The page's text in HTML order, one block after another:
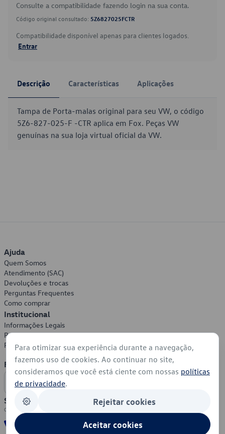
Consulte a compatibilidade fazendo login na sua conta.
Código original consultado: 5Z6827025FCTR
Compatibilidade disponível apenas para clientes logados.
Entrar
Descrição Características Aplicações
Tampa de Porta-malas original para seu VW, o código
5Z6-827-025-F -CTR aplica em Fox. Peças VW
genuínas na sua loja virtual oficial da VW.
Ajuda
Quem Somos
Atendimento (SAC)
Devoluções e trocas
Perguntas Frequentes
Como comprar
Institucional
Informações Legais
Política de Privacidade
Política de Cookies
Formas de Pagamento
Segurança
Para otimizar sua experiência durante a navegação,
fazemos uso de cookies. Ao continuar no site,
consideramos que você está ciente com nossas políticas
de privacidade.
Rejeitar cookies
Aceitar cookies